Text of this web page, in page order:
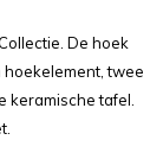
De hoek
twee
keramische tafel.